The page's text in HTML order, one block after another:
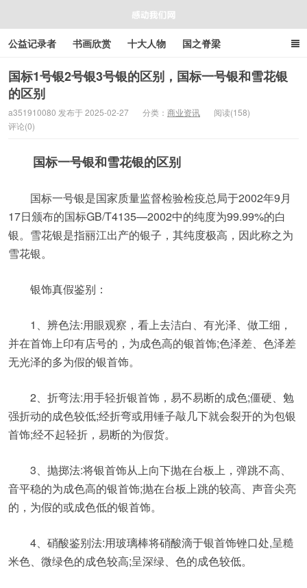
感动我们网
公益记录者 书画欣赏 十大人物 国之脊梁
好人好事 感人资讯 商业资讯 在线工具箱
国标1号银2号银3号银的区别，国标一号银和雪花银
的区别
a351910080 发布于 2025-02-27 分类： 商业资讯
阅读(158)
评论(0)
国标一号银和雪花银的区别
国标一号银是国家质量监督检验检疫总局于2002年9月
17日颁布的国标GB/T4135—2002中的纯度为99.99%的白
银。雪花银是指丽江出产的银子，其纯度极高，因此称之为
雪花银。
银饰真假鉴别：
1、辨色法:用眼观察，看上去洁白、有光泽、做工细，
并在首饰上印有店号的，为成色高的银首饰;色泽差、色泽差
无光泽的多为假的银首饰。
2、折弯法:用手轻折银首饰，易不易断的成色;僵硬、勉
强折动的成色较低;经折弯或用锤子敲几下就会裂开的为包银
首饰;经不起轻折，易断的为假货。
3、抛掷法:将银首饰从上向下抛在台板上，弹跳不高、
音平稳的为成色高的银首饰;抛在台板上跳的较高、声音尖亮
的，为假的或成色低的银首饰。
4、硝酸鉴别法:用玻璃棒将硝酸滴于银首饰锉口处,呈糙
米色、微绿色的成色较高;呈深绿、色的成色较低。